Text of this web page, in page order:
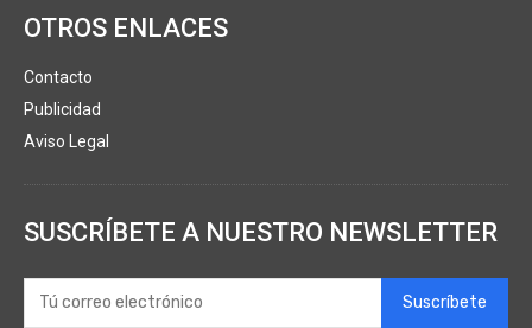
OTROS ENLACES
Contacto
Publicidad
Aviso Legal
SUSCRÍBETE A NUESTRO NEWSLETTER
Suscríbete